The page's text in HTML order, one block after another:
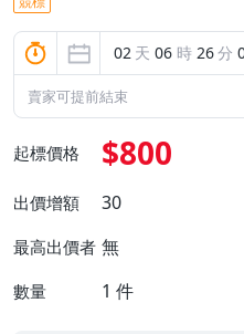
02 天 06 時 26分
賣家可提前結束
起標價格 $800
出價增額 30
最高出價者 無
數量 1 件